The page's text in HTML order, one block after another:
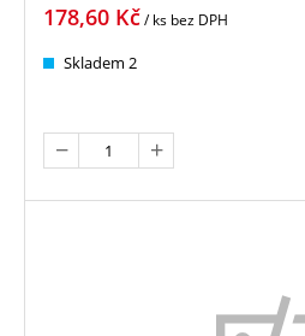
178,60 Kč/ ks bez DPH
Skladem 2